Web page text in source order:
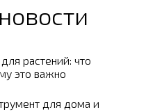
растений: что
это важно
для дома и